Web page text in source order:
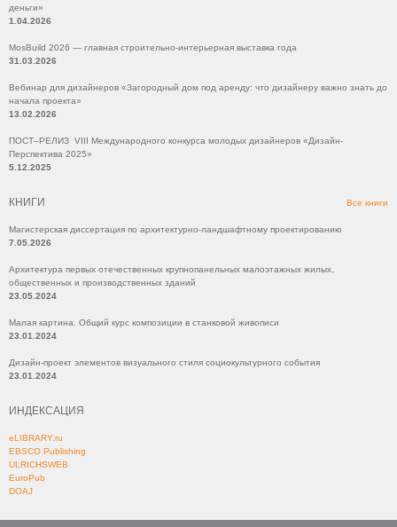
деньги»
1.04.2026
MosBuild 2026 — главная строительно-интерьерная выставка года
31.03.2026
Вебинар для дизайнеров «Загородный дом под аренду: что дизайнеру важно знать до
начала проекта»
13.02.2026
ПОСТ–РЕЛИЗ VIII Международного конкурса молодых дизайнеров «Дизайн-
Перспектива 2025»
5.12.2025
КНИГИ Все книги
Магистерская диссертация по архитектурно-ландшафтному проектированию
7.05.2026
Архитектура первых отечественных крупнопанельных малоэтажных жилых,
общественных и производственных зданий
23.05.2024
Малая картина. Общий курс композиции в станковой живописи
23.01.2024
Дизайн-проект элементов визуального стиля социокультурного события
23.01.2024
ИНДЕКСАЦИЯ
eLIBRARY.ru
EBSCO Publishing
ULRICHSWEB
EuroPub
DOAJ